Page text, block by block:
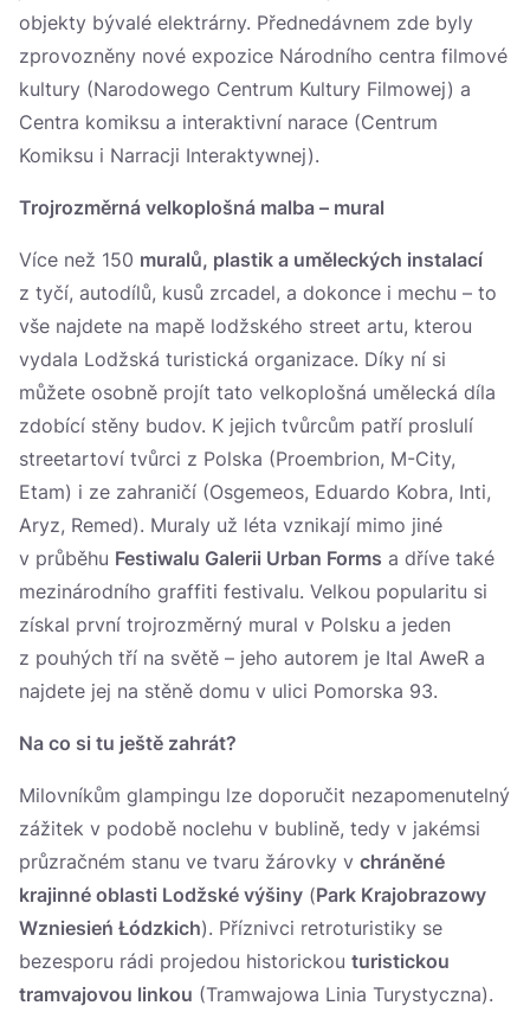
objekty bývalé elektrárny. Přednedávnem zde byly
zprovozněny nové expozice Národního centra filmové
kultury (Narodowego Centrum Kultury Filmowej) a
Centra komiksu a interaktivní narace (Centrum
Komiksu i Narracji Interaktywnej).
Trojrozměrná velkoplošná malba – mural
Více než 150 muralů, plastik a uměleckých instalací
z tyčí, autodílů, kusů zrcadel, a dokonce i mechu – to
vše najdete na mapě lodžského street artu, kterou
vydala Lodžská turistická organizace. Díky ní si
můžete osobně projít tato velkoplošná umělecká díla
zdobící stěny budov. K jejich tvůrcům patří proslulí
streetartoví tvůrci z Polska (Proembrion, M-City,
Etam) i ze zahraničí (Osgemeos, Eduardo Kobra, Inti,
Aryz, Remed). Muraly už léta vznikají mimo jiné
v průběhu Festiwalu Galerii Urban Forms a dříve také
mezinárodního graffiti festivalu. Velkou popularitu si
získal první trojrozměrný mural v Polsku a jeden
z pouhých tří na světě – jeho autorem je Ital AweR a
najdete jej na stěně domu v ulici Pomorska 93.
Na co si tu ještě zahrát?
Milovníkům glampingu lze doporučit nezapomenutelný
zážitek v podobě noclehu v bublině, tedy v jakémsi
průzračném stanu ve tvaru žárovky v chráněné
krajinné oblasti Lodžské výšiny (Park Krajobrazowy
Wzniesień Łódzkich). Příznivci retroturistiky se
bezesporu rádi projedou historickou turistickou
tramvajovou linkou (Tramwajowa Linia Turystyczna).